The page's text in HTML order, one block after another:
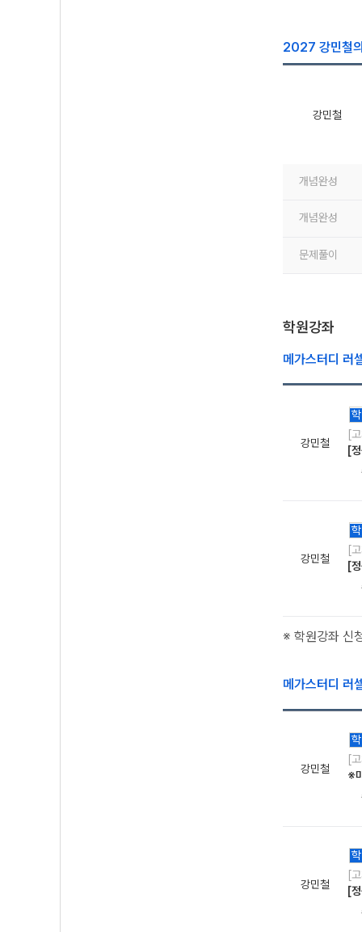
2027 강민철
강민철
개념완성
개념완성
문제풀이
학원강좌
메가스터디 러
강민철
학
[
[
강민철
학
[
[
※ 학원강좌 신
메가스터디 러
강민철
학
[
※
강민철
학
[
[